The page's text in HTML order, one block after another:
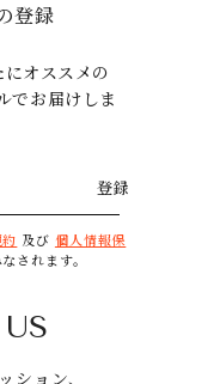
登録
オススメの
でお届けしま
登録
及び 個人情報保
されます。
ション、